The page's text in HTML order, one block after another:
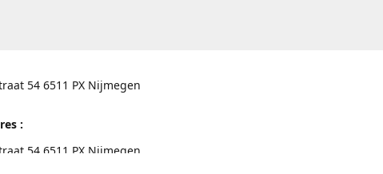
54 6511 PX Nijmegen
:
54 6511 PX Nijmegen